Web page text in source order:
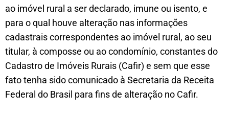
ao imóvel rural a ser declarado, imune ou isento, e
para o qual houve alteração nas informações
cadastrais correspondentes ao imóvel rural, ao seu
titular, à composse ou ao condomínio, constantes do
Cadastro de Imóveis Rurais (Cafir) e sem que esse
fato tenha sido comunicado à Secretaria da Receita
Federal do Brasil para fins de alteração no Cafir.